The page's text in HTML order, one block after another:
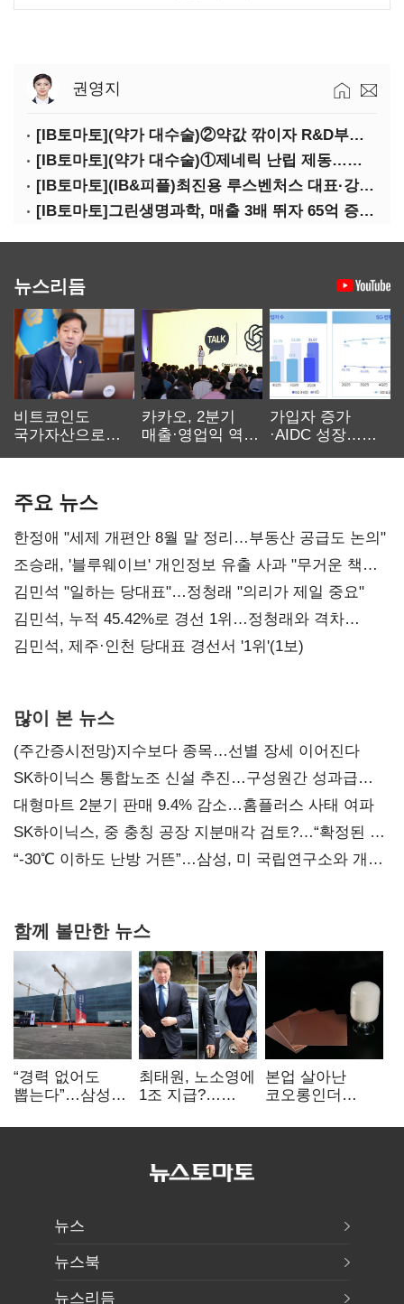
권영지
[IB토마토](약가 대수술)②약값 깎이자 R&D부터 축소…제약업계 비상경영 돌입
[IB토마토](약가 대수술)①제네릭 난립 제동…중소 제약사 수익성 비상
[IB토마토](IB&피플)최진용 루스벤처스 대표·강승순 이사
[IB토마토]그린생명과학, 매출 3배 뛰자 65억 증설…상위 2곳 의존도 82%
뉴스리듬
비트코인도
국가자산으로…'
카카오, 2분기
매출·영업익 역대
가입자 증가
·AIDC 성장…
주요 뉴스
한정애 "세제 개편안 8월 말 정리…부동산 공급도 논의"
조승래, '블루웨이브' 개인정보 유출 사과 "무거운 책임
통감"
김민석 "일하는 당대표"…정청래 "의리가 제일 중요"
김민석, 누적 45.42%로 경선 1위…정청래와 격차
0.86%p(2보)
김민석, 제주·인천 당대표 경선서 '1위'(1보)
많이 본 뉴스
(주간증시전망)지수보다 종목…선별 장세 이어진다
SK하이닉스 통합노조 신설 추진…구성원간 성과급
불만 확산
대형마트 2분기 판매 9.4% 감소…홈플러스 사태 여파
SK하이닉스, 중 충칭 공장 지분매각 검토?…“확정된 바
없어”
“-30℃ 이하도 난방 거뜬”…삼성, 미 국립연구소와 개발
함께 볼만한 뉴스
“경력 없어도
뽑는다”…삼성
반도체 인재
최태원, 노소영에
1조 지급?…
본업 살아난
코오롱인더
배터리 소재로
뉴스
뉴스북
뉴스리듬